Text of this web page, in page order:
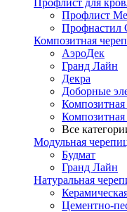
Профлист для
Профлист
Профнастил
Композитная
АэроДек
Гранд Лайн
Декра
Доборные
Все
Модульная
Будмат
Гранд Лайн
Натуральная
Цементно-